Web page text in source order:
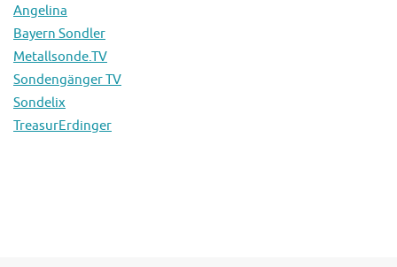
Angelina
Bayern Sondler
Metallsonde.TV
Sondengänger TV
Sondelix
TreasurErdinger